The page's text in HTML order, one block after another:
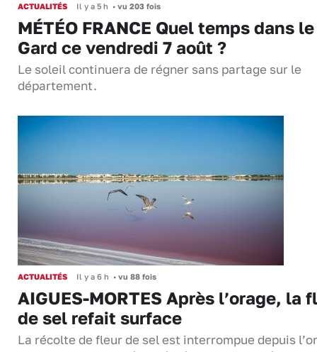
ACTUALITÉS Il y a 5 h • vu 203 fois
MÉTÉO FRANCE Quel temps dans le
Gard ce vendredi 7 août ?
Le soleil continuera de régner sans partage sur le
département.
ACTUALITÉS Il y a 6 h • vu 88 fois
AIGUES-MORTES Après l’orage, la
de sel refait surface
La récolte de fleur de sel est interrompue depuis